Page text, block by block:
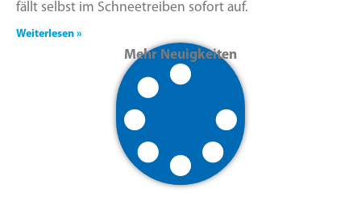
fällt selbst im Schneetreiben sofort auf.
Weiterlesen »
Mehr Neuigkeiten